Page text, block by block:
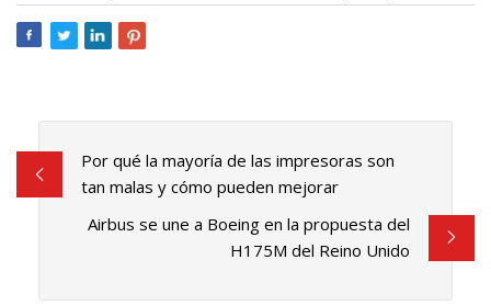
Por qué la mayoría de las impresoras son
tan malas y cómo pueden mejorar
Airbus se une a Boeing en la propuesta del
H175M del Reino Unido